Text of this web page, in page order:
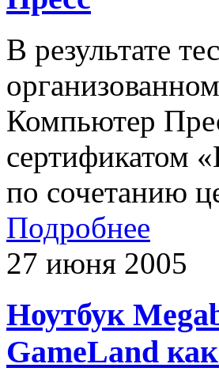
В результате
Компьютер
сертификатом
по сочетанию
Подробнее
27 июня 2005
Ноутбук
GameLand